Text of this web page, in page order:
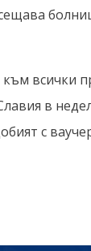
всички
в
с